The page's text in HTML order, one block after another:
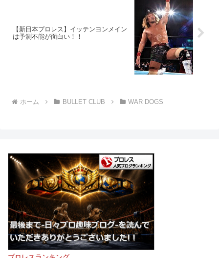
【新日本プロレス】イッテンヨンメイン
は予測不能が面白い！！
ホーム BULLET CLUB WAR DOGS